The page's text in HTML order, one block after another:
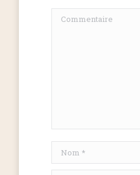
Commentaire
Nom *